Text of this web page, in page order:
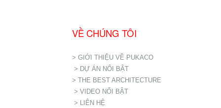
VỀ CHÚNG TÔI
> GIỚI THIỆU VỀ PUKACO
> DỰ ÁN NỔI BẬT
> THE BEST ARCHITECTURE
> VIDEO NỔI BẬT
> LIÊN HỆ